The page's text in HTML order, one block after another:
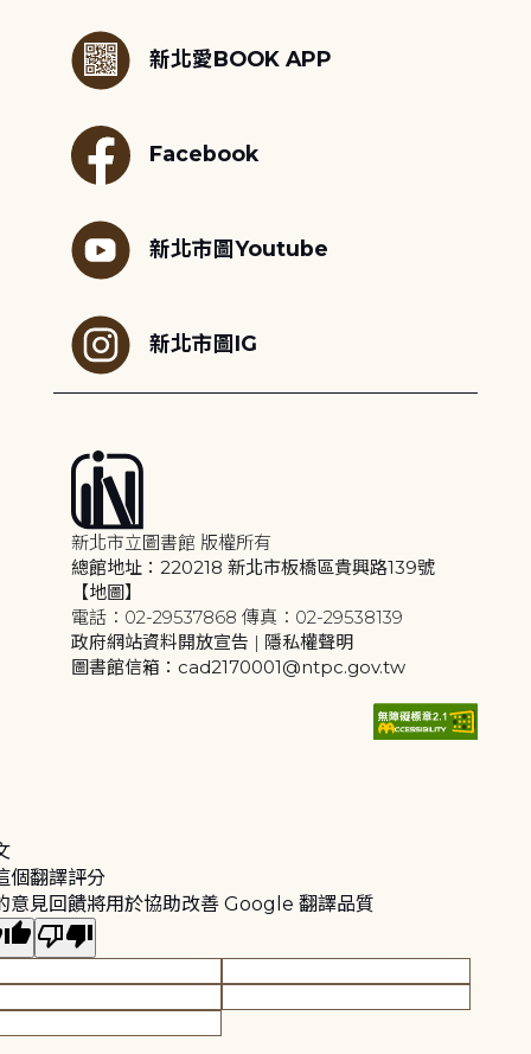
新北愛BOOK APP
Facebook
新北市圖Youtube
新北市圖IG
新北市立圖書館 版權所有
總館地址：220218 新北市板橋區貴興路139號
【地圖】
電話：02-29537868 傳真：02-29538139
政府網站資料開放宣告 | 隱私權聲明
圖書館信箱：cad2170001@ntpc.gov.tw
個翻譯評分
意見回饋將用於協助改善 Google 翻譯品質